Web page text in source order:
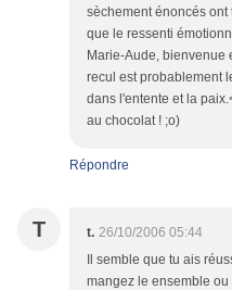
sèchement énoncés
que le ressenti
Marie-Aude, bienvenue
recul est probablement
dans l'entente et la
au chocolat ! ;o)
Répondre
T t. 26/10/2006 05:44
Il semble que tu ais
mangez le ensemble ou